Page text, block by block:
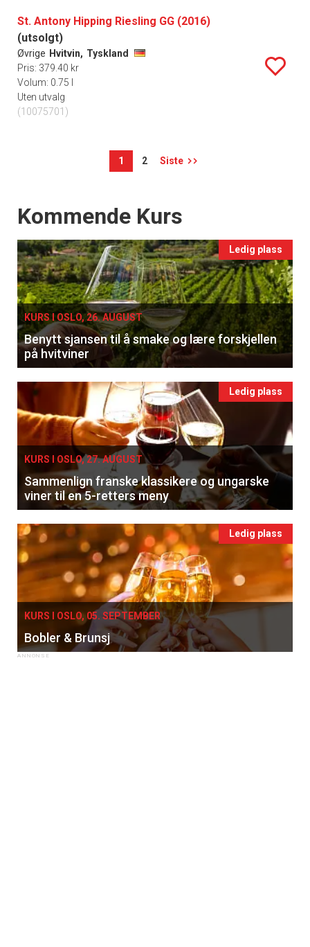
St. Antony Hipping Riesling GG (2016)
(utsolgt)
Øvrige Hvitvin, Tyskland
Pris: 379.40 kr
Volum: 0.75 l
Uten utvalg
(10075701)
1 2 Siste
Events
Kommende Kurs
Ledig plass
KURS I OSLO, 26. AUGUST
Benytt sjansen til å smake og lære forskjellen
på hvitviner
Ledig plass
KURS I OSLO, 27. AUGUST
Sammenlign franske klassikere og ungarske
viner til en 5-retters meny
Ledig plass
KURS I OSLO, 05. SEPTEMBER
Bobler & Brunsj